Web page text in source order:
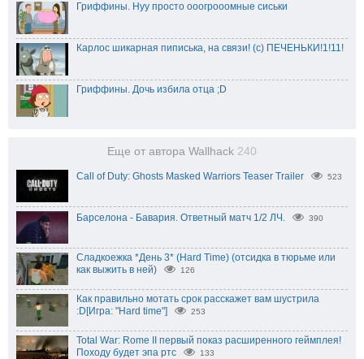
Гриффины. Нуу просто ооогрооомные сиськи
Карлос шикарная пиписька, на связи! (с) ПЕЧЕНЬКИ!1!11!
Гриффины. Дочь избила отца ;D
Еще от автора Wallhack 240
Call of Duty: Ghosts Masked Warriors Teaser Trailer 523
Барселона - Бавария. Ответный матч 1/2 ЛЧ. 390
Сладкоежка *День 3* (Hard Time) (отсидка в тюрьме или
как выжить в ней)
126
Как правильно мотать срок расскажет вам шустрила
:D[Игра: "Hard time"]
253
Total War: Rome II первый показ расширенного геймплея!
Походу будет эпа ртс
133